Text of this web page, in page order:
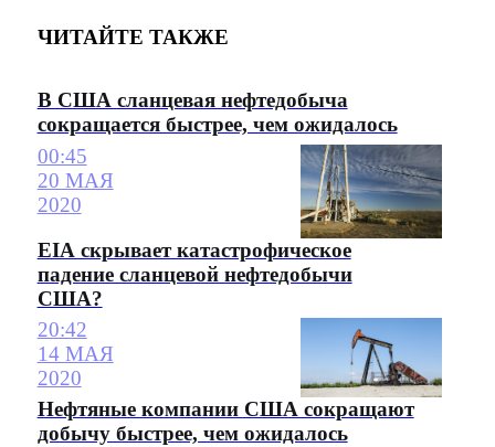
ЧИТАЙТЕ ТАКЖЕ
В США сланцевая нефтедобыча
сокращается быстрее, чем ожидалось
00:45
20 МАЯ
2020
EIA скрывает катастрофическое
падение сланцевой нефтедобычи
США?
20:42
14 МАЯ
2020
Нефтяные компании США сокращают
добычу быстрее, чем ожидалось